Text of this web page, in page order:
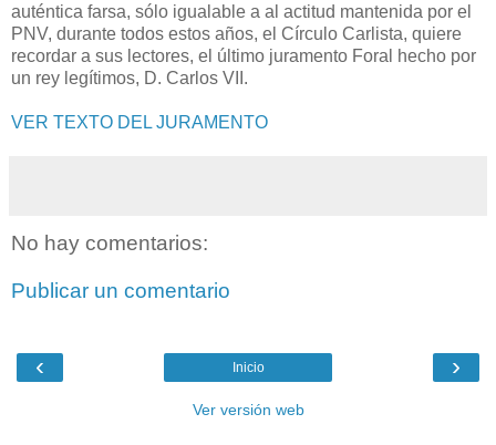
auténtica farsa, sólo igualable a al actitud mantenida por el
PNV, durante todos estos años, el Círculo Carlista, quiere
recordar a sus lectores, el último juramento Foral hecho por
un rey legítimos, D. Carlos VII.
VER TEXTO DEL JURAMENTO
No hay comentarios:
Publicar un comentario
‹ ›
Inicio
Ver versión web